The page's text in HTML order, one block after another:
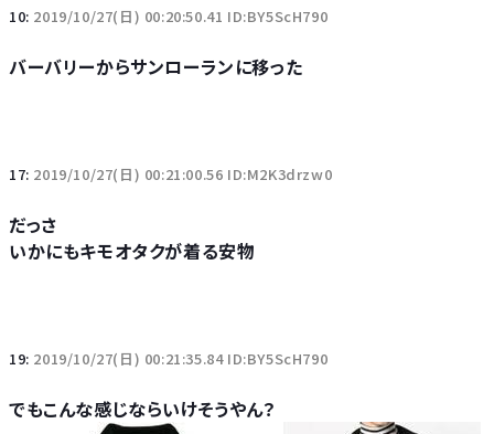
10: 2019/10/27(日) 00:20:50.41 ID:BY5ScH790
バーバリーからサンローランに移った
17: 2019/10/27(日) 00:21:00.56 ID:M2K3drzw0
だっさ
いかにもキモオタクが着る安物
19: 2019/10/27(日) 00:21:35.84 ID:BY5ScH790
でもこんな感じならいけそうやん？